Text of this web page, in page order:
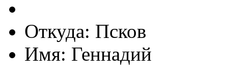
Откуда: Псков
Имя: Геннадий